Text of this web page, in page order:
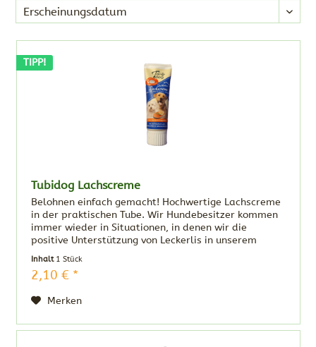
TIPP!
Tubidog Lachscreme
Belohnen einfach gemacht! Hochwertige Lachscreme
in der praktischen Tube. Wir Hundebesitzer kommen
immer wieder in Situationen, in denen wir die
positive Unterstützung von Leckerlis in unserem
alltäglichen Leben mit Hund brauchen. Das...
Inhalt 1 Stück
2,10 € *
Merken